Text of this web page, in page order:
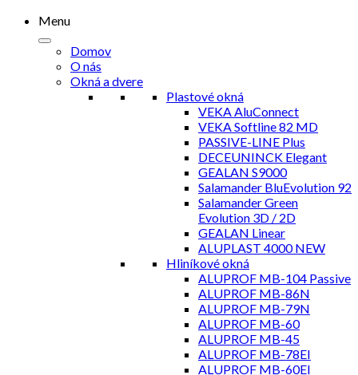
Menu
Domov
O nás
Okná a dvere
Plastové okná
VEKA AluConnect
VEKA Softline 82 MD
PASSIVE-LINE Plus
DECEUNINCK Elegant
GEALAN S9000
Salamander BluEvolution 92
Salamander Green
Evolution 3D / 2D
GEALAN Linear
ALUPLAST 4000 NEW
Hliníkové okná
ALUPROF MB-104 Passive
ALUPROF MB-86N
ALUPROF MB-79N
ALUPROF MB-60
ALUPROF MB-45
ALUPROF MB-78EI
ALUPROF MB-60EI